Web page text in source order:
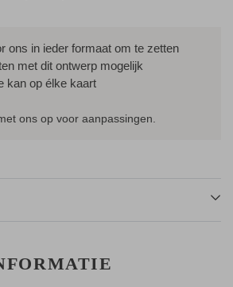
ons in ieder formaat om te zetten
met dit ontwerp mogelijk
kan op élke kaart
ons op voor aanpassingen.